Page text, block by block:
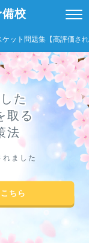
校
ケット問題集【高評価さ
た
取る
法
ました
ちら